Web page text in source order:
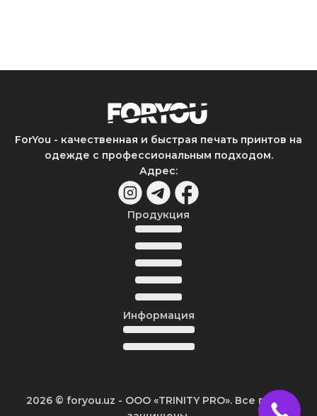
ForYou - качественная и быстрая печать принтов на
одежде с профессиональным подходом.
Адрес:
Продукция
Информация
2026 © foryou.uz - ООО «TRINITY PRO». Все права